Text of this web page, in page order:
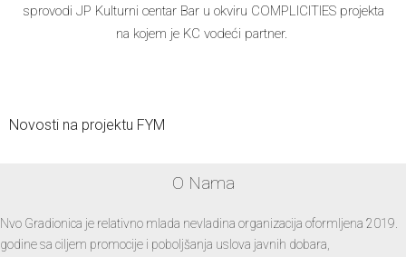
sprovodi JP Kulturni centar Bar u okviru COMPLICITIES projekta
na kojem je KC vodeći partner.
Novosti na projektu FYM
O Nama
Nvo Gradionica je relativno mlada nevladina organizacija oformljena 2019.
godine sa ciljem promocije i poboljšanja uslova javnih dobara,